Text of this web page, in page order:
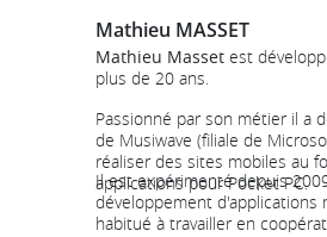
Mathieu MASSET
Mathieu Masset est
plus de 20 ans.
Passionné par son métier il a
de Musiwave (filiale de
réaliser des sites mobiles au
applications pour Pocket PC.
Il est expérimenté depuis
développement d'applications
habitué à travailler en